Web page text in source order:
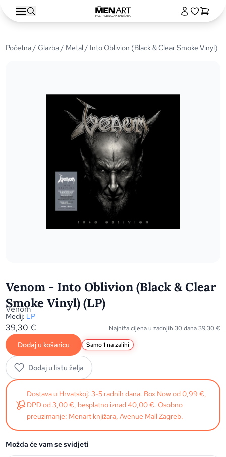
Početna/Glazba/ Metal / Into Oblivion (Black & Clear Smoke Vinyl)
Venom - Into Oblivion (Black & Clear
Smoke Vinyl) (LP)
Venom
Medij: LP
39,30€ Najniža cijena u zadnjih 30 dana39,30€
Dodaj u košaricu Samo 1 na zalihi
Dodaj u listu želja
Dostava u Hrvatskoj: 3-5 radnih dana. Box Now od 0,99 €,
DPD od 3,00 €, besplatno iznad 40,00 €. Osobno
preuzimanje: Menart knjižara, Avenue Mall Zagreb.
Možda će vam se svidjeti